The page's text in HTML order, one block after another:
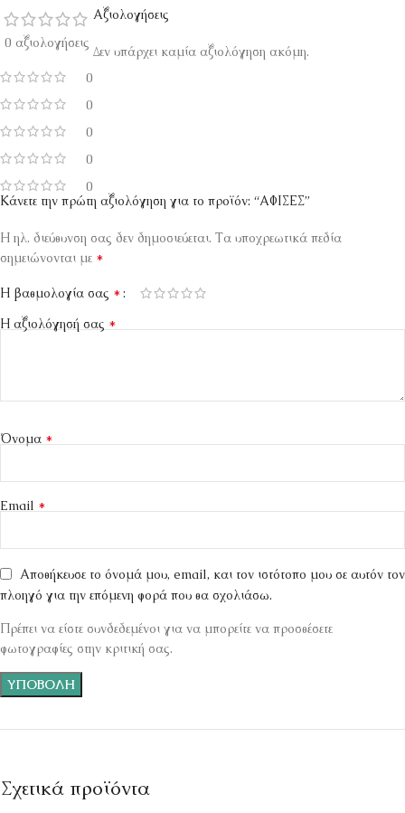
0 αξιολογήσεις
0
0
0
0
0
Αξιολογήσεις
Δεν υπάρχει καμία αξιολόγηση ακόμη.
Κάνετε την πρώτη αξιολόγηση για το προϊόν: “ΑΦΙΣΕΣ”
Η ηλ. διεύθυνση σας δεν δημοσιεύεται. Τα υποχρεωτικά πεδία
σημειώνονται με *
Η βαθμολογία σας *
Η αξιολόγησή σας *
Όνομα *
Email *
Αποθήκευσε το όνομά μου, email, και τον ιστότοπο μου σε αυτόν τον
πλοηγό για την επόμενη φορά που θα σχολιάσω.
Πρέπει να είστε συνδεδεμένοι για να μπορείτε να προσθέσετε
φωτογραφίες στην κριτική σας.
Σχετικά προϊόντα